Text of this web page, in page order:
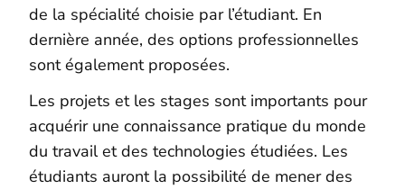
de la spécialité choisie par l’étudiant. En
dernière année, des options professionnelles
sont également proposées.
Les projets et les stages sont importants pour
acquérir une connaissance pratique du monde
du travail et des technologies étudiées. Les
étudiants auront la possibilité de mener des